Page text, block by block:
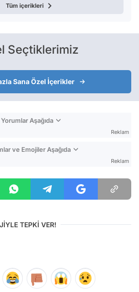
Tüm içerikleri
Seçtiklerimiz
Sana Özel İçerikler
Yorumlar Aşağıda
Reklam
ve Emojiler Aşağıda
Reklam
TEPKİ VER!